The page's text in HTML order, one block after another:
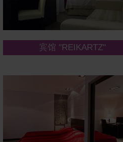
宾馆 "REIKARTZ"